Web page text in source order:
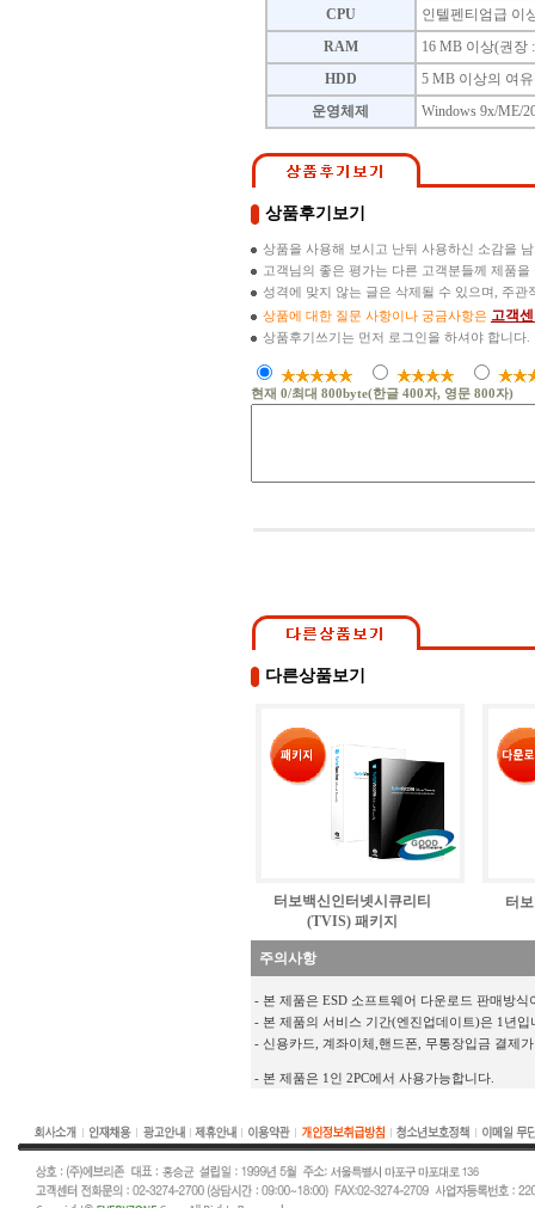
CPU
인텔펜티엄급 이
RAM
16 MB 이상(권장
HDD
5 MB 이상의 여
운영체제
Windows 9x/ME/
상품후기보기
상품을 사용해 보시고 난뒤 사용하신 소감을
고객님의 좋은 평가는 다른 고객분들께 제품
성격에 맞지 않는 글은 삭제될 수 있으며, 주
상품에 대한 질문 사항이나 궁금사항은 고객
상품후기쓰기는 먼저 로그인을 하셔야 합니다.
현재 0/최대 800byte(한글 400자, 영문 800자)
다른상품보기
터보백신인터넷시큐리티
(TVIS) 패키지
터
주의사항
- 본 제품은 ESD 소프트웨어 다운로드 판매방
- 본 제품의 서비스 기간(엔진업데이트)은 1년입
- 신용카드, 계좌이체,핸드폰, 무통장입금 결제
- 본 제품은 1인 2PC에서 사용가능합니다.